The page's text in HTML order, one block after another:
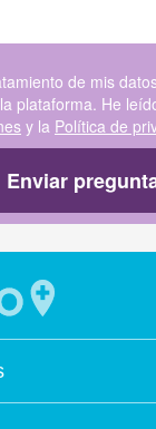
de mis
plataforma. He
y la Política de
Enviar